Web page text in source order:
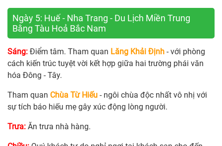
Ngày 5: Huế - Nha Trang - Du Lịch Miền Trung
Bằng Tàu Hoả Bắc Nam
Sáng: Điểm tâm. Tham quan Lăng Khải Định - với phòng
cách kiến trúc tuyệt vời kết hợp giữa hai trường phái văn
hóa Đông - Tây.
Tham quan Chùa Từ Hiếu - ngôi chùa độc nhất vô nhị với
sự tích báo hiếu mẹ gây xúc động lòng người.
Trưa: Ăn trưa nhà hàng.